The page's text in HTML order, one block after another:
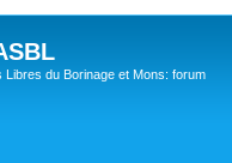
Libres du Borinage et Mons: forum